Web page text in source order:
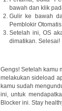
bawah dan klik
Gulir ke bawah
Pemblokir
Setelah ini, OS
dimatikan. Selesai!
Gengs! Setelah kamu
melakukan sideload
kamu sudah
ini, untuk
Blocker ini. Stay